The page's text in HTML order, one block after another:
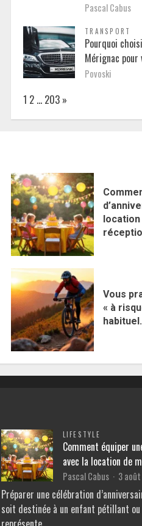
Pascal Cabus
TRANSPORT
Pourquoi
Mérignac pour
Povoski
Page:
1 2 … 203 Next
»
Vous
« à
habituel.
LIFESTYLE
Comment équiper
avec la location de
Pascal Cabus 3
Préparer une célébration
soit destinée à un enfant pétillant